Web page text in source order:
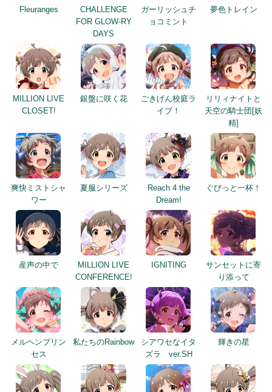
Fleuranges
CHALLENGE
FOR GLOW-RY
DAYS
ガーリッシュチ
ョコミント
夢色トレイン
MILLION LIVE
CLOSET!
銀盤に咲く花
ごきげん校庭ラ
イブ！
リリィナイトと
天空の騎士団[妖
精]
爽快ミストシャ
ワー
夏服シリーズ
Reach 4 the
Dream!
ぐびっと一杯！
産声の中で
MILLION LIVE
CONFERENCE!
IGNITING
サンセットに寄
り添って
メルヘンプリン
セス
私たちのRainbow
シアワセなイタ
ズラ ver.SH
輝きの星